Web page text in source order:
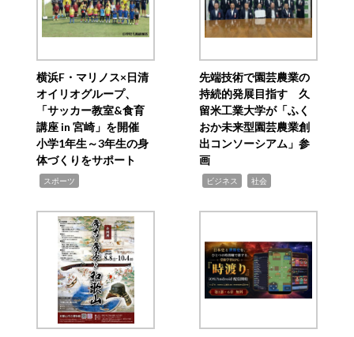
横浜F・マリノス×日清
オイリオグループ、
「サッカー教室&食育
講座 in 宮崎」を開催
小学1年生～3年生の身
体づくりをサポート
スポーツ
先端技術で園芸農業の
持続的発展目指す 久
留米工業大学が「ふく
おか未来型園芸農業創
出コンソーシアム」参
画
ビジネス 社会